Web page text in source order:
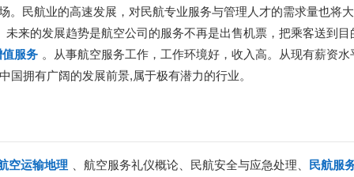
。民航业的高速发展，对民航专业服务与管理人才的需求量也将
来的发展趋势是航空公司的服务不再是出售机票，把乘客送到
值服务 。从事航空服务工作，工作环境好，收入高。从现有薪资
国拥有广阔的发展前景,属于极有潜力的行业。
空运输地理 、航空服务礼仪概论、民航安全与应急处理、 民航服